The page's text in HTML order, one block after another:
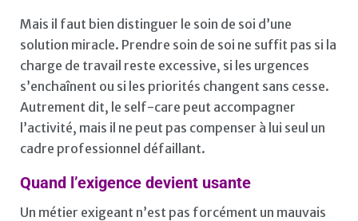
Mais il faut bien distinguer le soin de soi d’une
solution miracle. Prendre soin de soi ne suffit pas si la
charge de travail reste excessive, si les urgences
s’enchaînent ou si les priorités changent sans cesse.
Autrement dit, le self-care peut accompagner
l’activité, mais il ne peut pas compenser à lui seul un
cadre professionnel défaillant.
Quand l’exigence devient usante
Un métier exigeant n’est pas forcément un mauvais